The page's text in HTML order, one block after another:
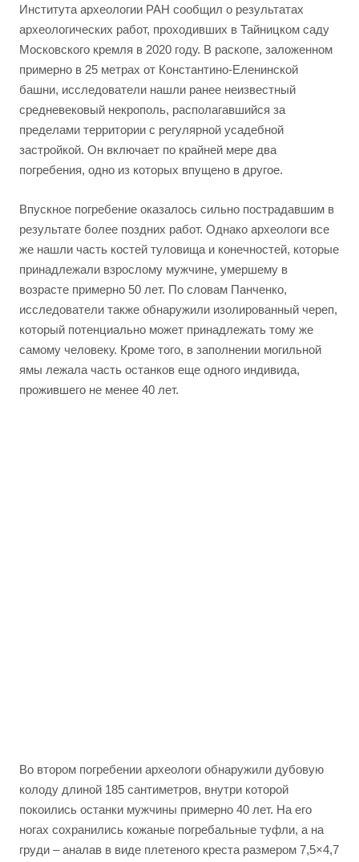
Института археологии РАН сообщил о результатах
археологических работ, проходивших в Тайницком саду
Московского кремля в 2020 году. В раскопе, заложенном
примерно в 25 метрах от Константино-Еленинской
башни, исследователи нашли ранее неизвестный
средневековый некрополь, располагавшийся за
пределами территории с регулярной усадебной
застройкой. Он включает по крайней мере два
погребения, одно из которых впущено в другое.
Впускное погребение оказалось сильно пострадавшим в
результате более поздних работ. Однако археологи все
же нашли часть костей туловища и конечностей, которые
принадлежали взрослому мужчине, умершему в
возрасте примерно 50 лет. По словам Панченко,
исследователи также обнаружили изолированный череп,
который потенциально может принадлежать тому же
самому человеку. Кроме того, в заполнении могильной
ямы лежала часть останков еще одного индивида,
прожившего не менее 40 лет.
Во втором погребении археологи обнаружили дубовую
колоду длиной 185 сантиметров, внутри которой
покоились останки мужчины примерно 40 лет. На его
ногах сохранились кожаные погребальные туфли, а на
груди – аналав в виде плетеного креста размером 7,5×4,7